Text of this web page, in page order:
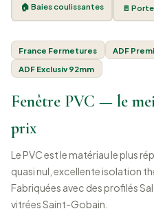
🏠 Baies coulissantes 🚪
France Fermetures ADF
ADF Exclusiv 92mm
Fenêtre PVC — le
prix
Le PVC est le matériau le plus
quasi nul, excellente isolation
Fabriquées avec des profilés
vitrées Saint-Gobain.